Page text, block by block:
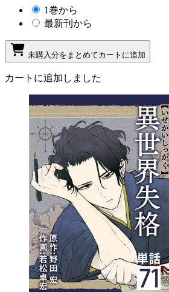
1巻から
最新刊から
未購入分をまとめてカートに追加
カートに追加しました